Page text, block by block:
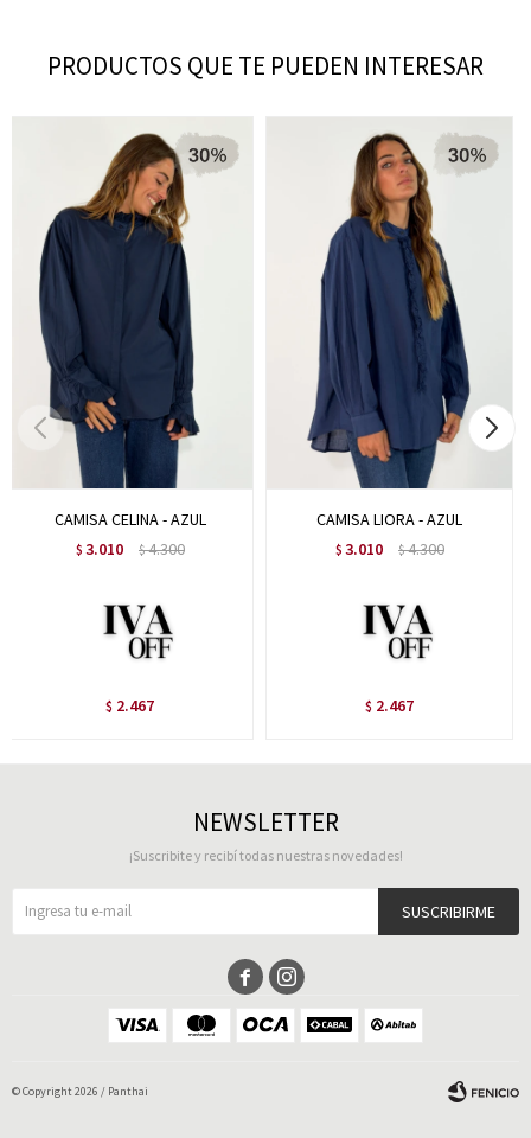
PRODUCTOS QUE TE PUEDEN INTERESAR
CAMISA CELINA - AZUL
$ 3.010 $4.300
$ 2.467
CAMISA LIORA - AZUL
$ 3.010 $4.300
$ 2.467
NEWSLETTER
¡Suscribite y recibí todas nuestras novedades!
SUSCRIBIRME
 
© Copyright 2026 / Panthai